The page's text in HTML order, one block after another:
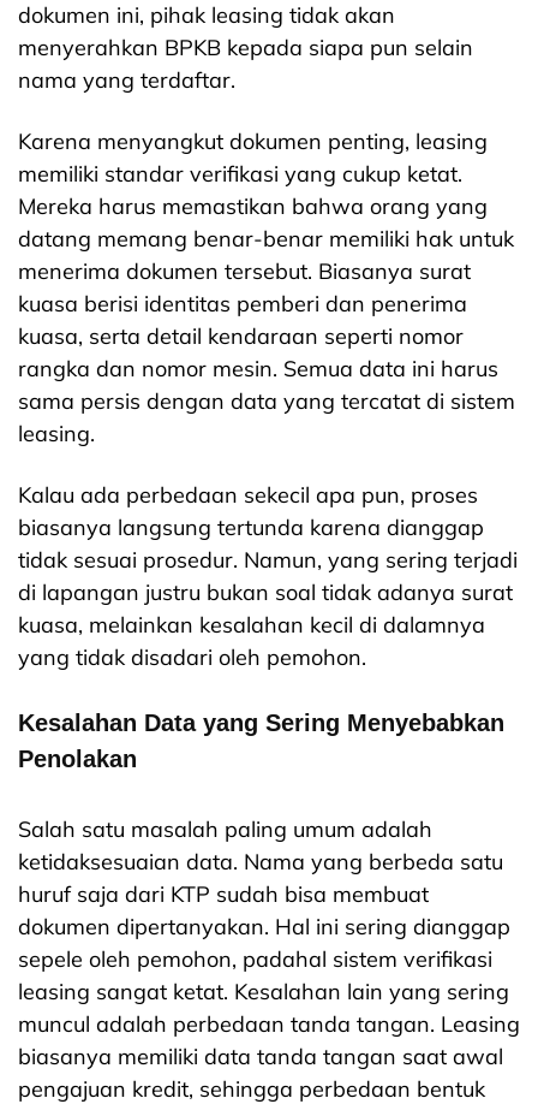
dokumen ini, pihak leasing tidak akan
menyerahkan BPKB kepada siapa pun selain
nama yang terdaftar.
Karena menyangkut dokumen penting, leasing
memiliki standar verifikasi yang cukup ketat.
Mereka harus memastikan bahwa orang yang
datang memang benar-benar memiliki hak untuk
menerima dokumen tersebut. Biasanya surat
kuasa berisi identitas pemberi dan penerima
kuasa, serta detail kendaraan seperti nomor
rangka dan nomor mesin. Semua data ini harus
sama persis dengan data yang tercatat di sistem
leasing.
Kalau ada perbedaan sekecil apa pun, proses
biasanya langsung tertunda karena dianggap
tidak sesuai prosedur. Namun, yang sering terjadi
di lapangan justru bukan soal tidak adanya surat
kuasa, melainkan kesalahan kecil di dalamnya
yang tidak disadari oleh pemohon.
Kesalahan Data yang Sering Menyebabkan
Penolakan
Salah satu masalah paling umum adalah
ketidaksesuaian data. Nama yang berbeda satu
huruf saja dari KTP sudah bisa membuat
dokumen dipertanyakan. Hal ini sering dianggap
sepele oleh pemohon, padahal sistem verifikasi
leasing sangat ketat. Kesalahan lain yang sering
muncul adalah perbedaan tanda tangan. Leasing
biasanya memiliki data tanda tangan saat awal
pengajuan kredit, sehingga perbedaan bentuk